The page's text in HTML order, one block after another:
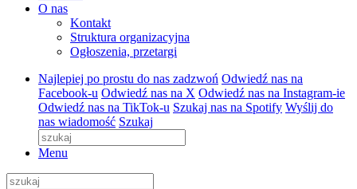
O nas
Kontakt
Struktura organizacyjna
Ogłoszenia, przetargi
Najlepiej po prostu do nas zadzwoń Odwiedź nas na
Facebook-u Odwiedź nas na X Odwiedź nas na Instagram-ie
Odwiedź nas na TikTok-u Szukaj nas na Spotify Wyślij do
nas wiadomość Szukaj
Menu